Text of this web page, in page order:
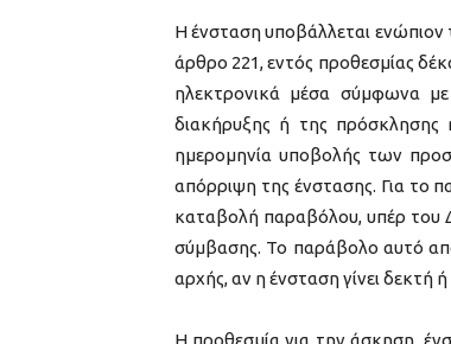
Η ένσταση υποβάλλεται ενώπιον
άρθρο 221, εντός προθεσμίας
ηλεκτρονικά μέσα σύμφωνα
διακήρυξης ή της πρόσκλησης
ημερομηνία υποβολής των
απόρριψη της ένστασης. Για το
καταβολή παραβόλου, υπέρ του
σύμβασης. Το παράβολο αυτό
αρχής, αν η ένσταση γίνει δεκτή
Η προθεσμία για την άσκηση